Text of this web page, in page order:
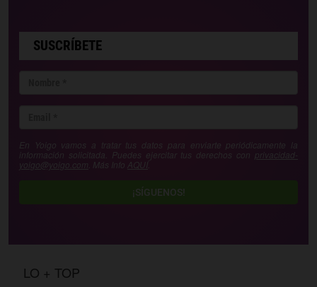
SUSCRÍBETE
En Yoigo vamos a tratar tus datos para enviarte periódicamente la
información solicitada. Puedes ejercitar tus derechos con privacidad-
yoigo@yoigo.com . Más Info AQUÍ
¡SÍGUENOS!
LO + TOP